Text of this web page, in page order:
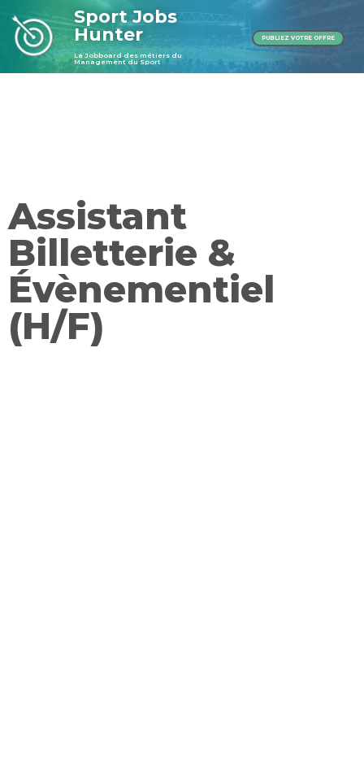
Sport Jobs
Hunter
La Jobboard des métiers du
Management du Sport
PUBLIEZ VOTRE OFFRE
Assistant
Billetterie &
Évènementiel
(H/F)